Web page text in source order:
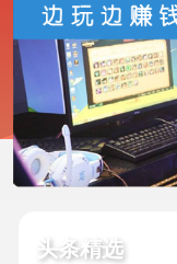
头条精选